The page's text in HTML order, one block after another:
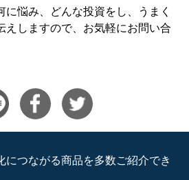
に悩み、どんな投資をし、うまく
えしますので、お気軽にお問い合
につながる商品を多数ご紹介でき